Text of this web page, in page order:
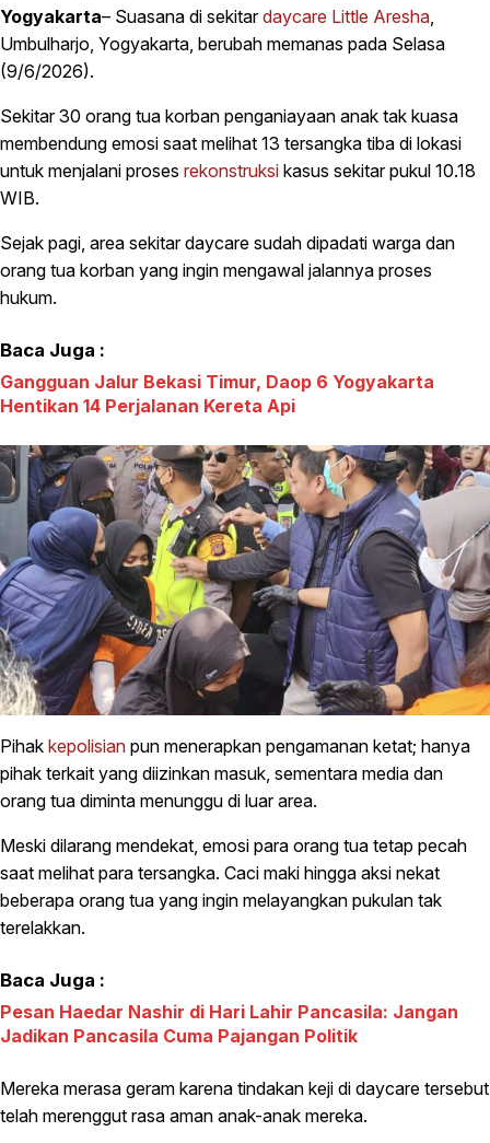
Yogyakarta– Suasana di sekitardaycare Little Aresha
Umbulharjo, Yogyakarta, berubah memanas pada Selasa
(9/6/2026).
Sekitar 30 orang tua korban penganiayaan anak tak kuasa
membendung emosi saat melihat 13 tersangka tiba di lokasi
untuk menjalani proses rekonstruksi kasus sekitar pukul 10.18
WIB.
Sejak pagi, area sekitar daycare sudah dipadati warga dan
orang tua korban yang ingin mengawal jalannya proses
hukum.
Baca Juga :
Gangguan Jalur Bekasi Timur, Daop 6 Yogyakarta
Hentikan 14 Perjalanan Kereta Api
Pihak kepolisian pun menerapkan pengamanan ketat; hanya
pihak terkait yang diizinkan masuk, sementara media dan
orang tua diminta menunggu di luar area.
Meski dilarang mendekat, emosi para orang tua tetap pecah
saat melihat para tersangka. Caci maki hingga aksi nekat
beberapa orang tua yang ingin melayangkan pukulan tak
terelakkan.
Baca Juga :
Pesan Haedar Nashir di Hari Lahir Pancasila: Jangan
Jadikan Pancasila Cuma Pajangan Politik
Mereka merasa geram karena tindakan keji di daycare tersebut
telah merenggut rasa aman anak-anak mereka.